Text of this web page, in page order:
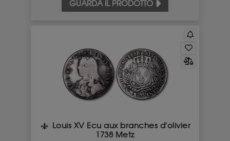
GUARDA IL PRODOTTO
Louis XV Ecu aux branches d'olivier
1738 Metz